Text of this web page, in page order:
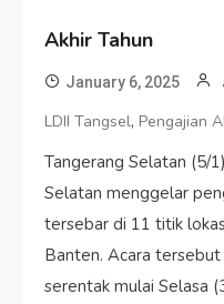
Akhir Tahun
January 6, 2025
LDII Tangsel, Pengajian
Tangerang Selatan (5/
Selatan menggelar
tersebar di 11 titik
Banten. Acara
serentak mulai Selasa